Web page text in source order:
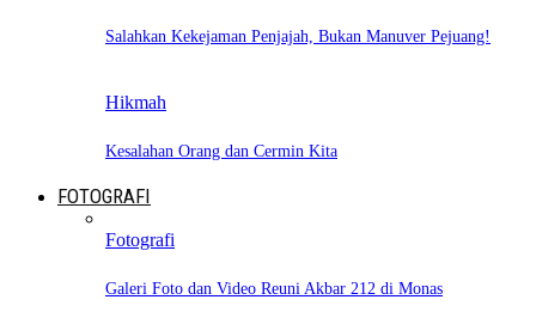
Salahkan Kekejaman Penjajah, Bukan Manuver Pejuang!
Hikmah
Kesalahan Orang dan Cermin Kita
FOTOGRAFI
Fotografi
Galeri Foto dan Video Reuni Akbar 212 di Monas